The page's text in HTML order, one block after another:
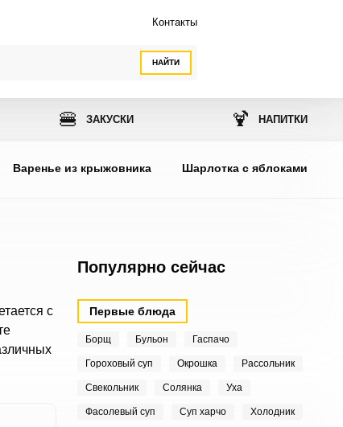
НАЙТИ
Контакты
🍔 ЗАКУСКИ 🍹 НАПИТКИ
Варенье из крыжовника Шарлотка с яблоками
с
Популярно сейчас
Первые блюда
Борщ Бульон Гаспачо
Гороховый суп Окрошка Рассольник
Свекольник Солянка Уха
Фасолевый суп Суп харчо Холодник